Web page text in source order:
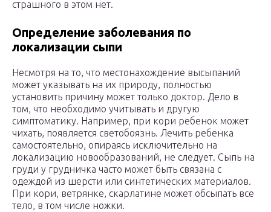
страшного в этом нет.
Определение заболевания по
локализации сыпи
Несмотря на то, что местонахождение высыпаний
может указывать на их природу, полностью
установить причину может только доктор. Дело в
том, что необходимо учитывать и другую
симптоматику. Например, при кори ребенок может
чихать, появляется светобоязнь. Лечить ребенка
самостоятельно, опираясь исключительно на
локализацию новообразований, не следует. Сыпь на
груди у грудничка часто может быть связана с
одеждой из шерсти или синтетических материалов.
При кори, ветрянке, скарлатине может обсыпать все
тело, в том числе ножки.